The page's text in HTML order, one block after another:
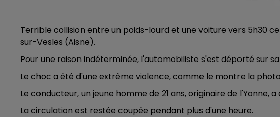
Terrible collision entre un poids-lourd et une voiture vers 5h30
sur-Vesles (Aisne).
Pour une raison indéterminée, l'automobiliste s'est déporté sur
Le choc a été d'une extrême violence, comme le montre la
Le conducteur, un jeune homme de 21 ans, originaire de l'Yonne,
La circulation est restée coupée pendant plus d'une heure.